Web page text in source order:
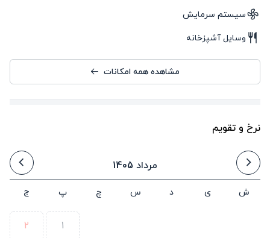
سیستم سرمایش
وسایل آشپزخانه
مشاهده همه امکانات
نرخ و تقویم
مرداد 1405
ش ی د س چ پ ج
1
2